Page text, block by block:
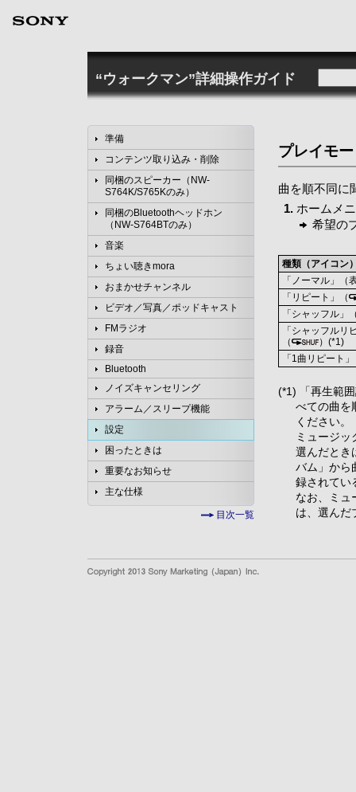
“ウォークマン”詳細操作ガイド
準備
コンテンツ取り込み・削除
同梱のスピーカー（NW-
S764K/S765Kのみ）
同梱のBluetoothヘッドホン
（NW-S764BTのみ）
音楽
ちょい聴きmora
おまかせチャンネル
ビデオ／写真／ポッドキャスト
FMラジオ
録音
Bluetooth
ノイズキャンセリング
アラーム／スリープ機能
設定
困ったときは
重要なお知らせ
主な仕様
目次一覧
プレイモ
曲を順不同に
ホームメ
希望の
種類（アイコン
「ノーマル」（
「リピート」（
「シャッフル」
「シャッフルリ
（
）(*1)
「1曲リピート
(*1) 「再生範
べての曲を
ください。
ミュージ
選んだとき
バム」から
録されてい
なお、ミュ
は、選んだ